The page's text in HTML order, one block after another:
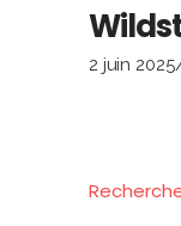
2 juin 2025